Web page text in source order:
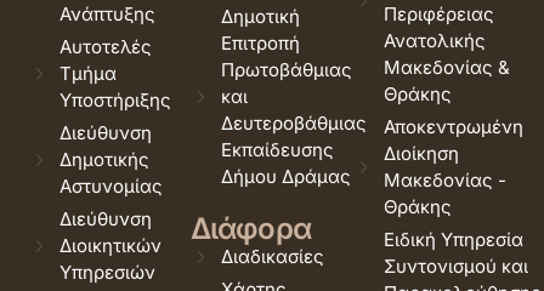
Ανάπτυξης
Αυτοτελές
Τμήμα
Υποστήριξης
Διεύθυνση
Δημοτικής
Αστυνομίας
Διεύθυνση
Διοικητικών
Υπηρεσιών
Δημοτική
Επιτροπή
Πρωτοβάθμιας
και
Δευτεροβάθμιας
Εκπαίδευσης
Δήμου Δράμας
Διάφορα
Διαδικασίες
Περιφέρειας
Ανατολικής
Μακεδονίας &
Θράκης
Αποκεντρωμένη
Διοίκηση
Μακεδονίας -
Θράκης
Ειδική Υπηρεσία
Συντονισμού και